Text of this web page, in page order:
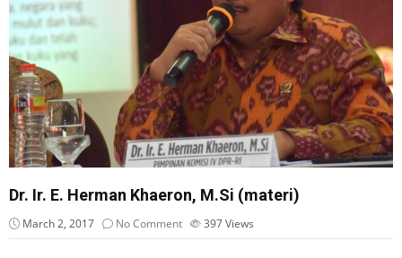
Dr. Ir. E. Herman Khaeron, M.Si (materi)
March 2, 2017 No Comment 397Views